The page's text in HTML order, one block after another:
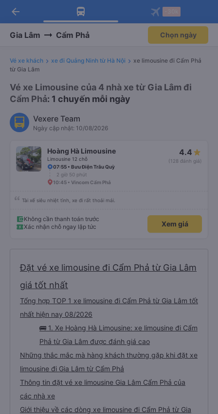
Tải app Vexere ngay!
Nhận ưu đãi thành viên độc
Mở app
Tải app Vexere
-30k/ghế khi đặt vé máy bay qua
Mở app
arrow_back
Gia Lâm Cẩm Phả Chọn ngày
Vé xe khách xe đi Quảng Ninh từ Hà Nội
xe limousine đi Cẩm Phả
từ Gia Lâm
Vé xe Limousine của 4 nhà xe từ Gia Lâm đi
Cẩm Phả: 1 chuyến mỗi ngày
Vexere Team
Ngày cập nhật: 10/08/2026
Hoàng Hà Limousine
Limousine 12 chỗ
4.4
(128 đánh giá)
07:55 • Bưu Điện Trâu Quỳ
2 giờ 50 phút
10:45 • Vincom Cẩm Phả
Tài xế siêu nhiệt tình, xe đi rất thoải mái.
Không cần thanh toán trước
Xác nhận chỗ ngay lập tức
Xem giá
Đặt vé xe limousine đi Cẩm Phả từ Gia Lâm
giá tốt nhất
Tổng hợp TOP 1 xe limousine đi Cẩm Phả từ Gia Lâm tốt
nhất hiện nay 08/2026
🚌 1. Xe Hoàng Hà Limousine: xe limousine đi Cẩm
Phả từ Gia Lâm được đánh giá cao
Những thắc mắc mà hàng khách thường gặp khi đặt xe
limousine đi Gia Lâm từ Cẩm Phả
Thông tin đặt vé xe limousine Gia Lâm Cẩm Phả của
các nhà xe
Giới thiệu về các dòng xe limousine đi Cẩm Phả từ Gia